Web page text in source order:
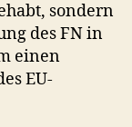
sondern
des FN in
einen
EU-